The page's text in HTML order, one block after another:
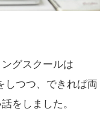
グスクールは
つつ、できれば両
をしました。